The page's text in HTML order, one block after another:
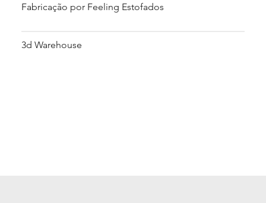
Fabricação por Feeling Estofados
3d Warehouse